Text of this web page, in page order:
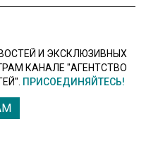
И ЭКСКЛЮЗИВНЫХ
КАНАЛЕ "АГЕНТСТВО
ПРИСОЕДИНЯЙТЕСЬ!